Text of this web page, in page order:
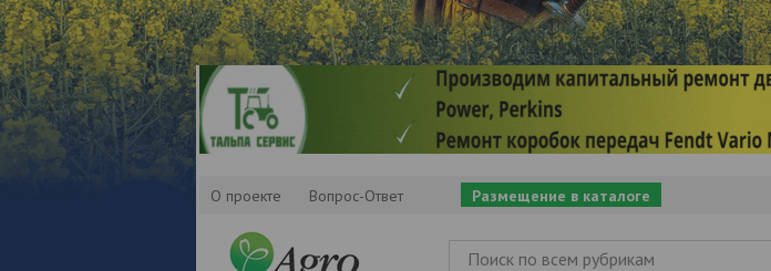
О проекте Вопрос-Ответ Размещение в каталоге